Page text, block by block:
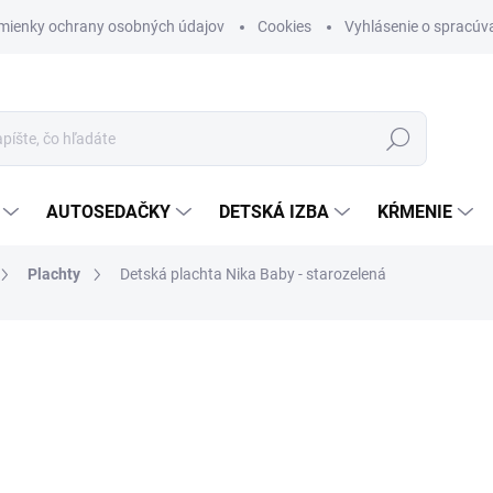
ochrany osobných údajov Cookies Vyhlásenie o
Hľadať
AUTOSEDAČKY DETSKÁ IZBA KŔMENIE
Plachty Detská plachta Nika Baby - starozelená